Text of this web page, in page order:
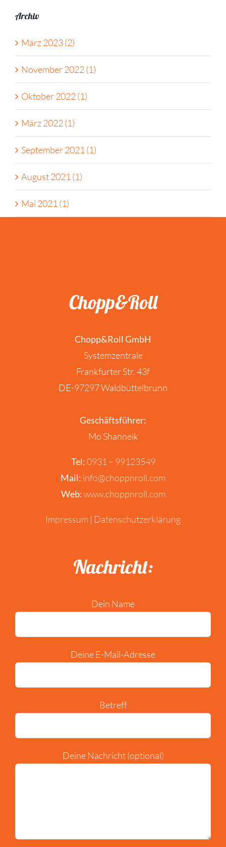
Archiv
März 2023 (2)
November 2022 (1)
Oktober 2022 (1)
März 2022 (1)
September 2021 (1)
August 2021 (1)
Mai 2021 (1)
Chopp&Roll
Chopp&Roll GmbH
Systemzentrale
Frankfurter Str. 43f
DE-97297 Waldbüttelbrunn
Geschäftsführer:
Mo Shanneik
Tel:0931 – 99123549
Mail: info@choppnroll.com
Web:www.choppnroll.com
Impressum | Datenschutzerklärung
Nachricht:
Dein Name
Deine E-Mail-Adresse
Betreff
Deine Nachricht (optional)